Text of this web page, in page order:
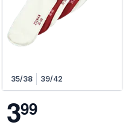
35/38 39/42
399